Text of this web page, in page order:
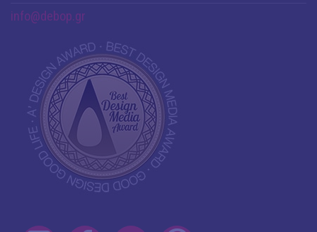
info@debop.gr